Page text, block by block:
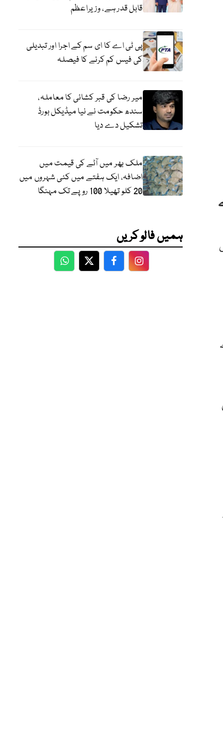
قابل قدر ہے، وزیراعظم
پی ٹی اے کا ای سم کے اجرا اور تبدیلی
کی فیس کم کرنے کا فیصلہ
میر رضا کی قبر کشائی کا معاملہ،
سندھ حکومت نے نیا میڈیکل بورڈ
تشکیل دے دیا
ملک بھر میں آٹے کی قیمت میں
اضافہ، ایک ہفتے میں کئی شہروں میں
20 کلو تھیلا 100 روپے تک مہنگا
ہمیں فالو کریں
WhatsApp
TwitterFacebookFacebook